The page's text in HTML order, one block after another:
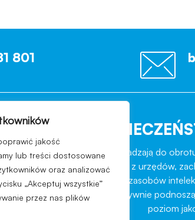
jakość
lub treści dostosowane
oraz analizować
„Akceptuj wszystkie”
przez nas plików
801
OCENIAMY
dnia nasi Klienci wprowadzają do
przechodzą kontrole z urzędów,
branży, indywidualny warsztat zasobów
dzięki którym sukcesywnie
poziom